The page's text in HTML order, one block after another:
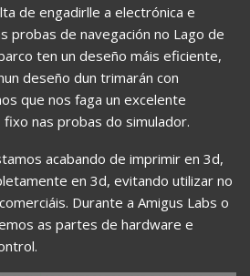
de engadirlle a electrónica e
probas de navegación no Lago de
ten un deseño máis eficiente,
deseño dun trimarán con
que nos faga un excelente
nas probas do simulador.
acabando de imprimir en 3d,
en 3d, evitando utilizar no
Durante a Amigus Labs o
as partes de hardware e